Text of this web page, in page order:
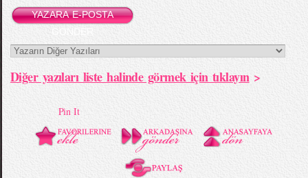
YAZARA E-POSTA
Diğer yazıları liste halinde görmek için tıklayın>
Pin It